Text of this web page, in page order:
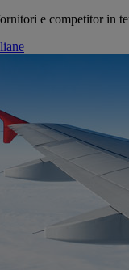
e competitor in